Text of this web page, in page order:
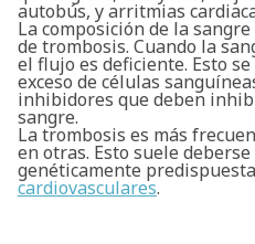
autobús, y arritmias
La composición de la
de trombosis. Cuando la
el flujo es deficiente. Esto
exceso de células
inhibidores que deben
sangre.
La trombosis es más
en otras. Esto suele
genéticamente
cardiovasculares.